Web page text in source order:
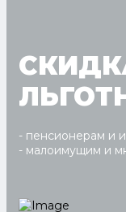
- пенсионерам и
- малоимущим и